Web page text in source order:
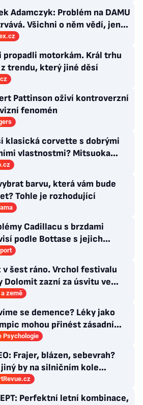
Adamczyk: Problém na DAMU
Všichni o něm vědí, jen
co s ním
propadli motorkám. Král trhu
trendu, který jiné děsí
Pattinson oživí kontroverzní
fenomén
klasická corvette s dobrými
vlastnostmi? Mitsuoka
využije legendární MX-5
barvu, která vám bude
Tohle je rozhodující
Cadillacu s brzdami
podle Bottase s jejich
v šest ráno. Vrchol festivalu
Dolomit zazní za úsvitu ve
metrech
země
se demence? Léky jako
mohou přinést zásadní
v léčbě Alzheimerovy
Psychologie
Frajer, blázen, sebevrah?
jiný by na silničním kole
tyhle triky?
Perfektní letní kombinace,